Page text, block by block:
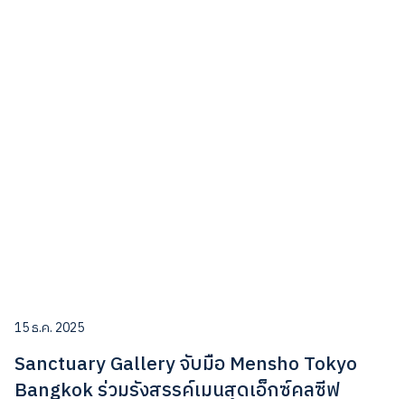
15 ธ.ค. 2025
Sanctuary Gallery จับมือ Mensho Tokyo
Bangkok ร่วมรังสรรค์เมนูสุดเอ็กซ์คลูซีฟ